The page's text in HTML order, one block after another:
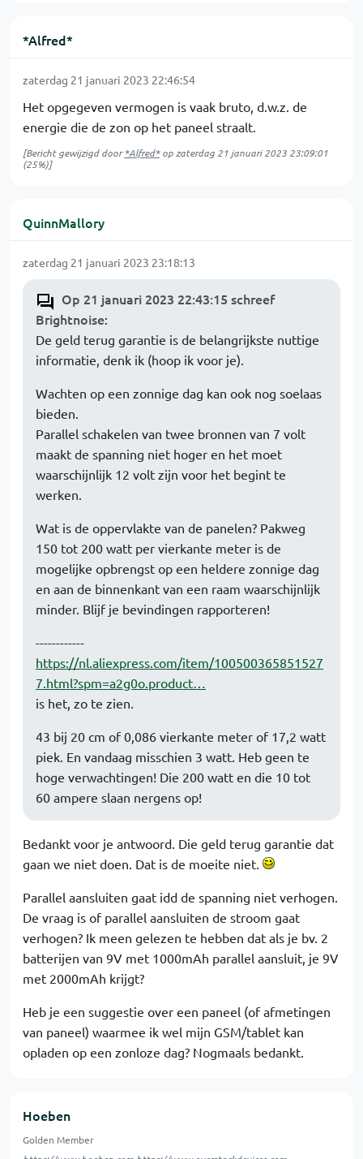
*Alfred*
zaterdag 21 januari 2023 22:46:54
Het opgegeven vermogen is vaak bruto, d.w.z. de
energie die de zon op het paneel straalt.
[Bericht gewijzigd door*Alfred*op zaterdag 21 januari 2023 23:09:01
(25%)]
QuinnMallory
zaterdag 21 januari 2023 23:18:13
Op 21 januari 2023 22:43:15 schreef
Brightnoise:
De geld terug garantie is de belangrijkste nuttige
informatie, denk ik (hoop ik voor je).
Wachten op een zonnige dag kan ook nog soelaas
bieden.
Parallel schakelen van twee bronnen van 7 volt
maakt de spanning niet hoger en het moet
waarschijnlijk 12 volt zijn voor het begint te
werken.
Wat is de oppervlakte van de panelen? Pakweg
150 tot 200 watt per vierkante meter is de
mogelijke opbrengst op een heldere zonnige dag
en aan de binnenkant van een raam waarschijnlijk
minder. Blijf je bevindingen rapporteren!
------------
https://nl.aliexpress.com/item/100500365851527
7.html?spm=a2g0o.product…
is het, zo te zien.
43 bij 20 cm of 0,086 vierkante meter of 17,2 watt
piek. En vandaag misschien 3 watt. Heb geen te
hoge verwachtingen! Die 200 watt en die 10 tot
60 ampere slaan nergens op!
Bedankt voor je antwoord. Die geld terug garantie dat
gaan we niet doen. Dat is de moeite niet.
Parallel aansluiten gaat idd de spanning niet verhogen.
De vraag is of parallel aansluiten de stroom gaat
verhogen? Ik meen gelezen te hebben dat als je bv. 2
batterijen van 9V met 1000mAh parallel aansluit, je 9V
met 2000mAh krijgt?
Heb je een suggestie over een paneel (of afmetingen
van paneel) waarmee ik wel mijn GSM/tablet kan
opladen op een zonloze dag? Nogmaals bedankt.
Hoeben
Golden Member